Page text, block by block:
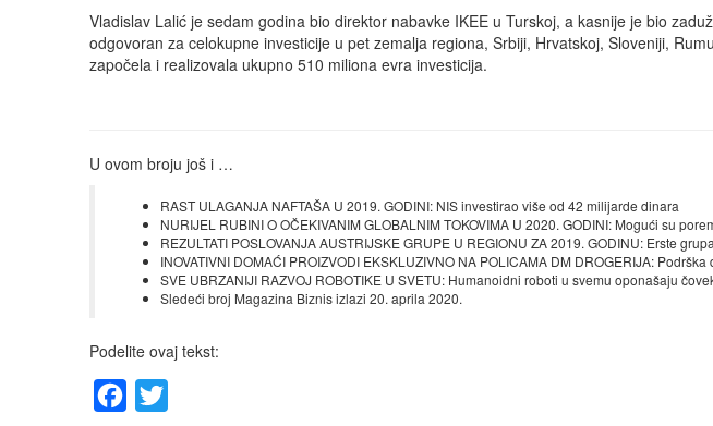
Vladislav Lalić je sedam godina bio direktor nabavke IKEE u Turskoj, a kasnije je bio
odgovoran za celokupne investicije u pet zemalja regiona, Srbiji, Hrvatskoj, Sloveniji,
započela i realizovala ukupno 510 miliona evra investicija.
U ovom broju još i …
RAST ULAGANJA NAFTAŠA U 2019. GODINI: NIS investirao više od 42 milijarde dinara
NURIJEL RUBINI O OČEKIVANIM GLOBALNIM TOKOVIMA U 2020. GODINI: Mogući su
REZULTATI POSLOVANJA AUSTRIJSKE GRUPE U REGIONU ZA 2019. GODINU: Erste
INOVATIVNI DOMAĆI PROIZVODI EKSKLUZIVNO NA POLICAMA DM DROGERIJA:
SVE UBRZANIJI RAZVOJ ROBOTIKE U SVETU: Humanoidni roboti u svemu oponašaju
Sledeći broj Magazina Biznis izlazi 20. aprila 2020.
Podelite ovaj tekst:
Facebook